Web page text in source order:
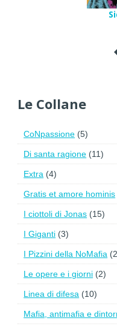
Le Collane
CoNpassione (5)
Di santa ragione (11)
Extra (4)
Gratis et amore hominis
I ciottoli di Jonas (15)
I Giganti (3)
I Pizzini della NoMafia
Le opere e i giorni (2)
Linea di difesa (10)
Mafia, antimafia e